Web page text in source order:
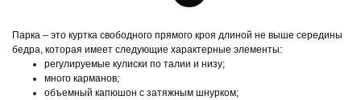
Парка – это куртка свободного прямого кроя длиной не выше середины
бедра, которая имеет следующие характерные элементы:
регулируемые кулиски по талии и низу;
много карманов;
объемный капюшон с затяжным шнурком;